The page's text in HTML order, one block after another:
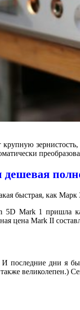
быстрая, как
5D Mark 1 пришла
цена Mark II
дни я
великолепен.)